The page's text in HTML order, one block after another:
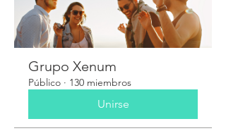
Grupo Xenum
Público · 130 miembros
Unirse